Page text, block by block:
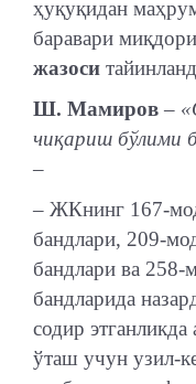
ҳуқуқидан
баравари
жазоси
Ш. Мамиров –
чиқариш бўлими
–
– ЖКнинг 167-
бандлари, 209-
бандлари ва 258-
бандларида
содир
ўташ учун узил-